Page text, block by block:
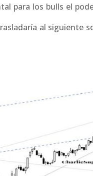
para los bulls el
al siguiente